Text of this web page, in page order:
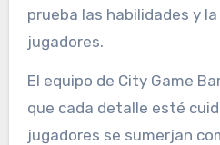
prueba las habilidades y
jugadores.
El equipo de City Game
que cada detalle esté
jugadores se sumerjan